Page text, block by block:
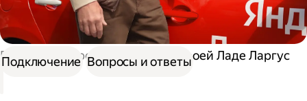
Работа курьером Работа на своей Ладе Ларгус
Подключение Вопросы и ответы